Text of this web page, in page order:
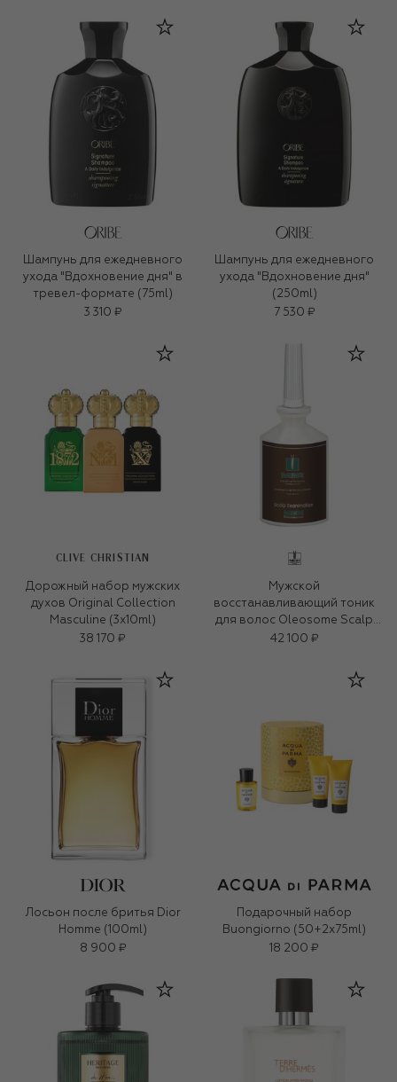
Шампунь для ежедневного
ухода "Вдохновение дня" в
тревел-формате (75ml)
3 310 ₽
Шампунь для ежедневного
ухода "Вдохновение дня"
(250ml)
7 530 ₽
CLIVE CHRISTIAN
Дорожный набор мужских
духов Original Collection
Masculine (3x10ml)
38 170 ₽
Мужской
восстанавливающий тоник
для волос Oleosome Scalp
Reanimation (100ml)
42 100 ₽
Лосьон после бритья Dior
Homme (100ml)
8 900 ₽
Подарочный набор
Buongiorno (50+2x75ml)
18 200 ₽